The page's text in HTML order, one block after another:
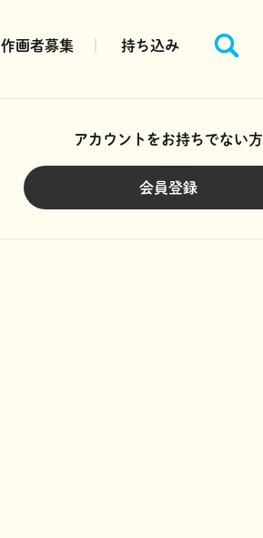
作画者募集 持ち込み
アカウントをお持ちでない方
会員登録